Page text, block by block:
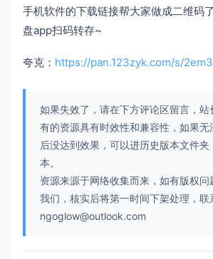
手机软件的下载链接帮大家做成二维码
盘app扫码转存~
夸克： https://pan.123zyk.com/s/
如果失效了，请在下方评论区留言，站
有的资源具有时效性和兼容性，如果无
后没达到效果，可以进历史版本文件夹
本。
资源来源于网络收集而来，如有版权问
我们，核实后将第一时间下架处理，联
ngoglow@outlook.com